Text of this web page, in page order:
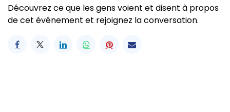
Découvrez ce que les gens voient et disent à propos
de cet événement et rejoignez la conversation.